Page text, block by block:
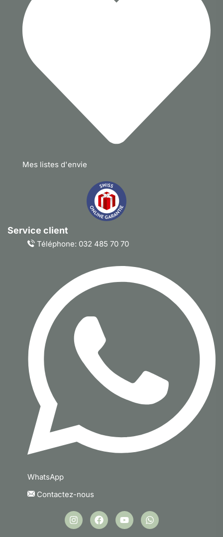
Mes listes d'envie
Service client
Téléphone: 032 485 70 70
WhatsApp
Contactez-nous